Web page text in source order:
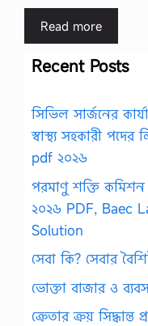
Read more
Recent Posts
সিভিল সার্জনের
স্বাস্থ্য সহকারী পদের
pdf ২০২৬
পরমাণু শক্তি কমিশন
২০২৬ PDF, Baec
Solution
সেবা কি? সেবার
ভোক্তা বাজার ও
ক্রেতার ক্রয়